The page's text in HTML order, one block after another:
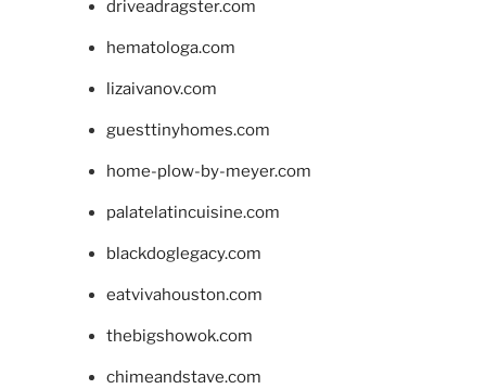
driveadragster.com
hematologa.com
lizaivanov.com
guesttinyhomes.com
home-plow-by-meyer.com
palatelatincuisine.com
blackdoglegacy.com
eatvivahouston.com
thebigshowok.com
chimeandstave.com